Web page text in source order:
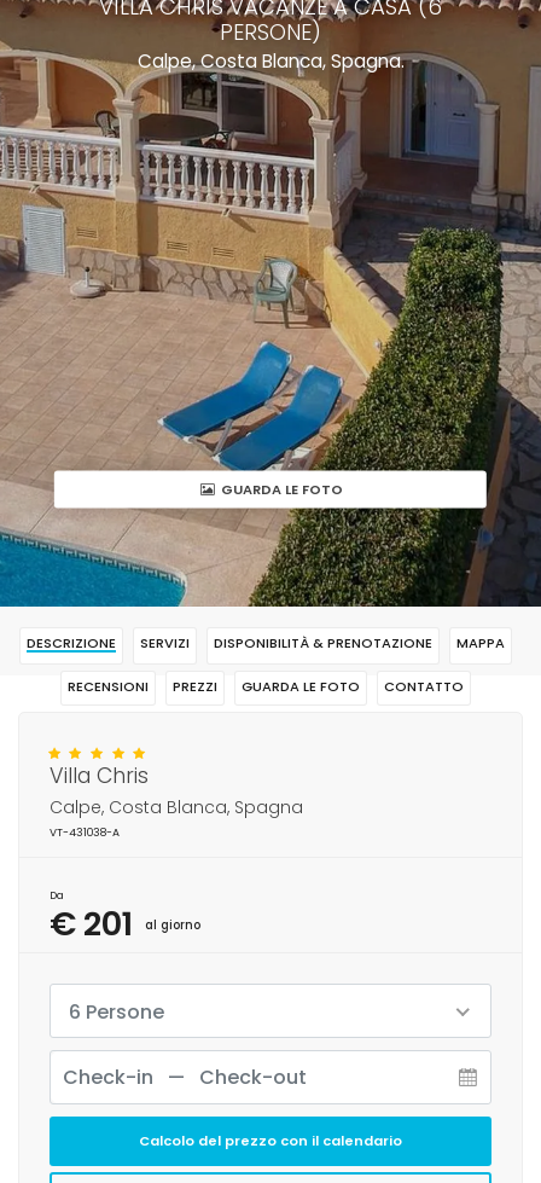
VILLA CHRIS VACANZE A CASA (6
PERSONE)
Calpe, Costa Blanca, Spagna.
GUARDA LE FOTO
DESCRIZIONE SERVIZI DISPONIBILITÀ & PRENOTAZIONE MAPPA
RECENSIONI PREZZI GUARDA LE FOTO CONTATTO
Villa Chris
Calpe, Costa Blanca, Spagna
VT-431038-A
Da
€ 201 al giorno
6 Persone
Calcolo del prezzo con il calendario